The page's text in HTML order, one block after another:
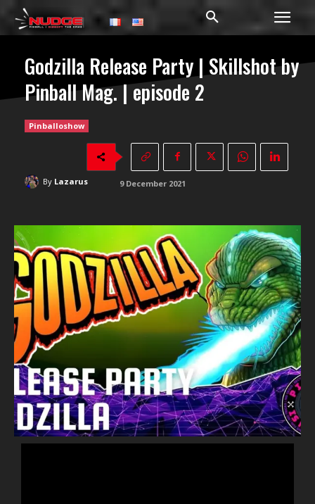
Godzilla Release Party | Skillshot by
Pinball Mag. | episode 2
Pinballoshow
By Lazarus 9 December 2021